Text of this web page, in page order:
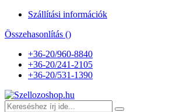
Szállítási információk
Összehasonlítás ()
+36-20/960-8840
+36-20/241-2105
+36-20/531-1390